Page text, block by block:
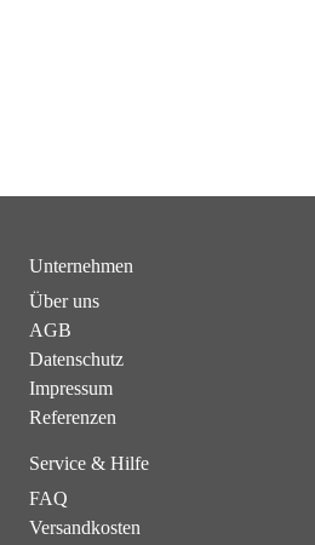
Unternehmen
Über uns
AGB
Datenschutz
Impressum
Referenzen
Service & Hilfe
FAQ
Versandkosten